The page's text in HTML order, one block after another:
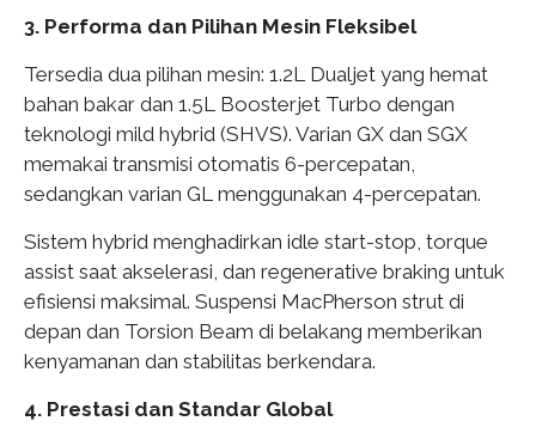
3. Performa dan Pilihan Mesin Fleksibel
Tersedia dua pilihan mesin: 1.2L Dualjet yang hemat
bahan bakar dan 1.5L Boosterjet Turbo dengan
teknologi mild hybrid (SHVS). Varian GX dan SGX
memakai transmisi otomatis 6-percepatan,
sedangkan varian GL menggunakan 4-percepatan.
Sistem hybrid menghadirkan idle start-stop, torque
assist saat akselerasi, dan regenerative braking untuk
efisiensi maksimal. Suspensi MacPherson strut di
depan dan Torsion Beam di belakang memberikan
kenyamanan dan stabilitas berkendara.
4. Prestasi dan Standar Global